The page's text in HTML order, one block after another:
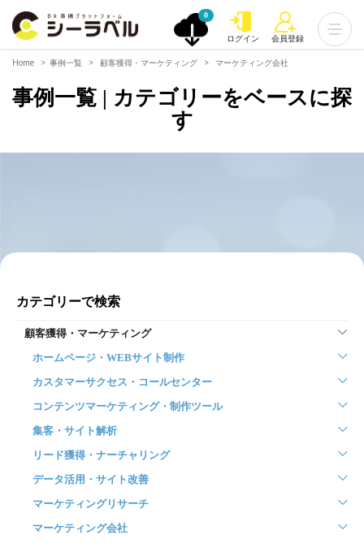
0
ログイン 会員登録
Home 事例一覧 顧客獲得・マーケティング マーケティング会社
事例一覧 | カテゴリーをベースに探
す
カテゴリーで検索
顧客獲得・マーケティング
ホームページ・WEBサイト制作
カスタマーサクセス・コールセンター
コンテンツマーケティング・制作ツール
集客・サイト解析
リード獲得・ナーチャリング
データ活用・サイト改善
マーケティングリサーチ
マーケティング会社